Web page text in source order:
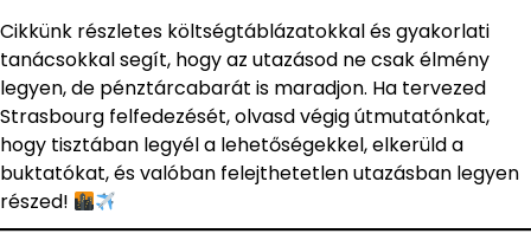
Cikkünk részletes költségtáblázatokkal és gyakorlati
tanácsokkal segít, hogy az utazásod ne csak élmény
legyen, de pénztárcabarát is maradjon. Ha tervezed
Strasbourg felfedezését, olvasd végig útmutatónkat,
hogy tisztában legyél a lehetőségekkel, elkerüld a
buktatókat, és valóban felejthetetlen utazásban legyen
részed!